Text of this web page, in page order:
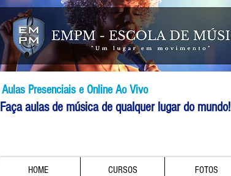
Aulas Presenciais e Online Ao Vivo
Faça aulas de música de qualquer lugar do mundo!
HOME CURSOS FOTOS